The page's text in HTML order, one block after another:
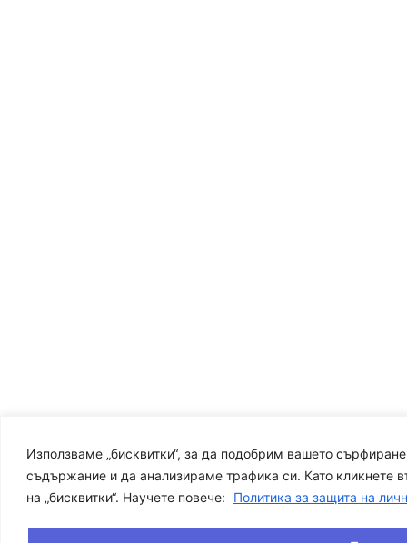
Използваме „бисквитки“, за да подобрим вашето
съдържание и да анализираме трафика си. Като кликнете
на „бисквитки“. Научете повече:
Политика за защита на